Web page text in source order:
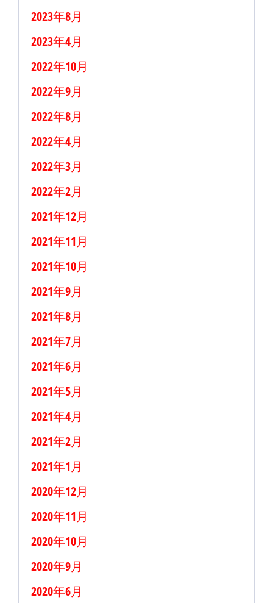
2023年8月
2023年4月
2022年10月
2022年9月
2022年8月
2022年4月
2022年3月
2022年2月
2021年12月
2021年11月
2021年10月
2021年9月
2021年8月
2021年7月
2021年6月
2021年5月
2021年4月
2021年2月
2021年1月
2020年12月
2020年11月
2020年10月
2020年9月
2020年6月